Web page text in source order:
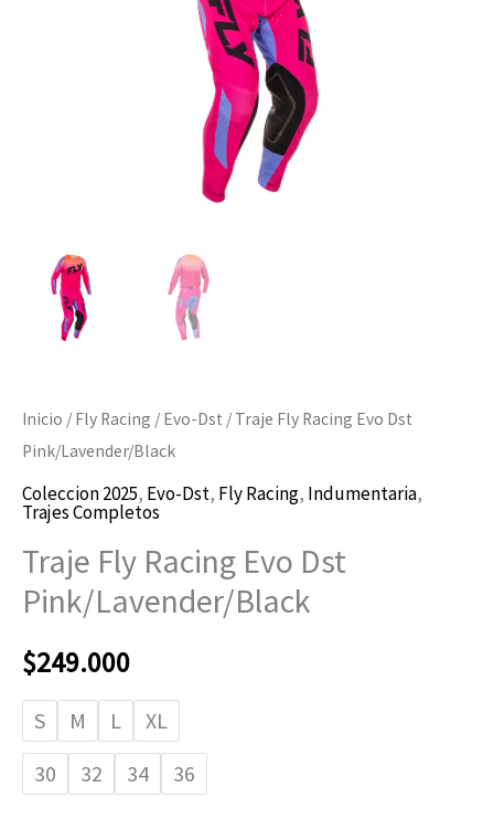
Inicio / Fly Racing / Evo-Dst / Traje Fly Racing Evo Dst
Pink/Lavender/Black
Coleccion 2025, Evo-Dst, Fly Racing, Indumentaria,
Trajes Completos
Traje Fly Racing Evo Dst
Pink/Lavender/Black
$249.000
S M L
XL
30
32 34 36